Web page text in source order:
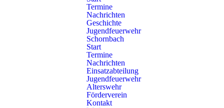
Termine
Nachrichten
Geschichte
Jugendfeuerwehr
Schornbach
Start
Termine
Nachrichten
Einsatzabteilung
Jugendfeuerwehr
Alterswehr
Förderverein
Kontakt
500m B-Schlauch in Buchten ( 25x 20m )
4x Schlauchbrücke
3x B-Schlauch 20m als ersatz
zur Rollwagenübersicht